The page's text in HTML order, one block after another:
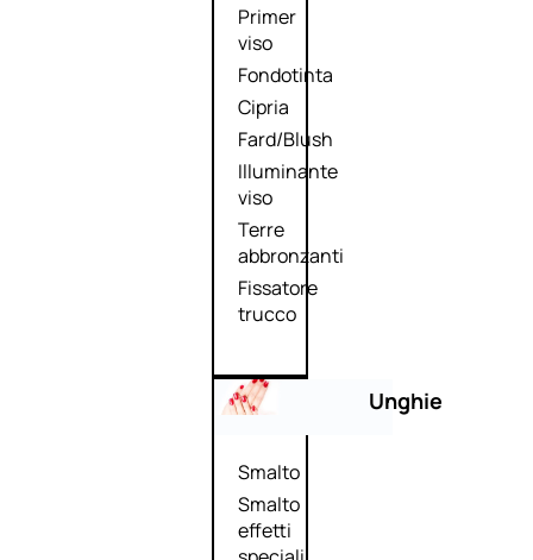
Primer
viso
Fondotinta
Cipria
Fard/Blush
Illuminante
viso
Terre
abbronzanti
Fissatore
trucco
Unghie
Smalto
Smalto
effetti